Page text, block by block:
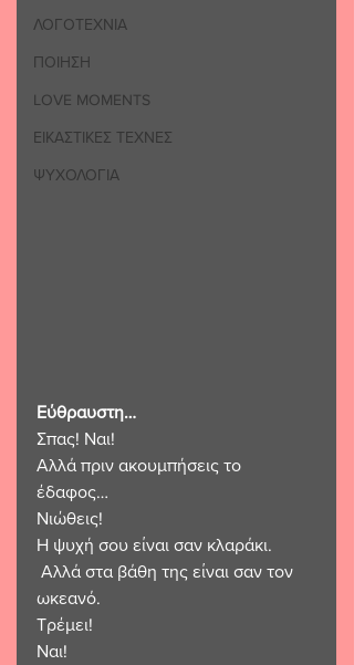
ΛΟΓΟΤΕΧΝΙΑ
ΠΟΙΗΣΗ
LOVE MOMENTS
ΕΙΚΑΣΤΙΚΕΣ ΤΕΧΝΕΣ
ΨΥΧΟΛΟΓΙΑ
Εύθραυστη…
Σπας! Ναι!
Αλλά πριν ακουμπήσεις το
έδαφος…
Νιώθεις!
Η ψυχή σου είναι σαν κλαράκι.
ωκεανό.
Τρέμει!
Ναι!